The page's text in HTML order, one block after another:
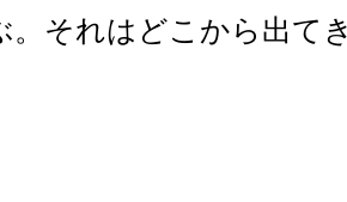
。それはどこから出て